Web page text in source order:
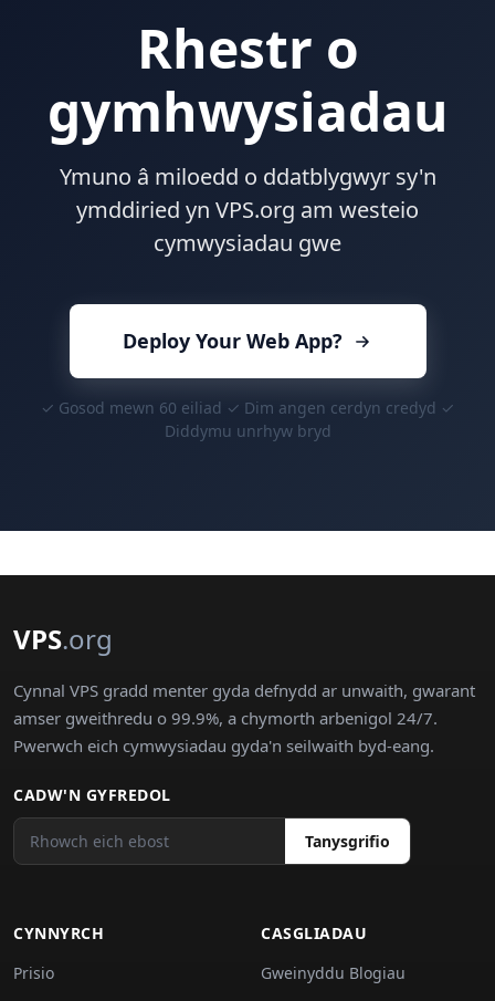
Rhestr o
gymhwysiadau
Ymuno â miloedd o ddatblygwyr sy'n
ymddiried yn VPS.org am westeio
cymwysiadau gwe
Deploy Your Web App?
✓ Gosod mewn 60 eiliad ✓ Dim angen cerdyn credyd ✓
Diddymu unrhyw bryd
VPS.org
Cynnal VPS gradd menter gyda defnydd ar unwaith, gwarant
amser gweithredu o 99.9%, a chymorth arbenigol 24/7.
Pwerwch eich cymwysiadau gyda'n seilwaith byd-eang.
CADW'N GYFREDOL
Tanysgrifio
CYNNYRCH
Prisio
CASGLIADAU
Gweinyddu Blogiau